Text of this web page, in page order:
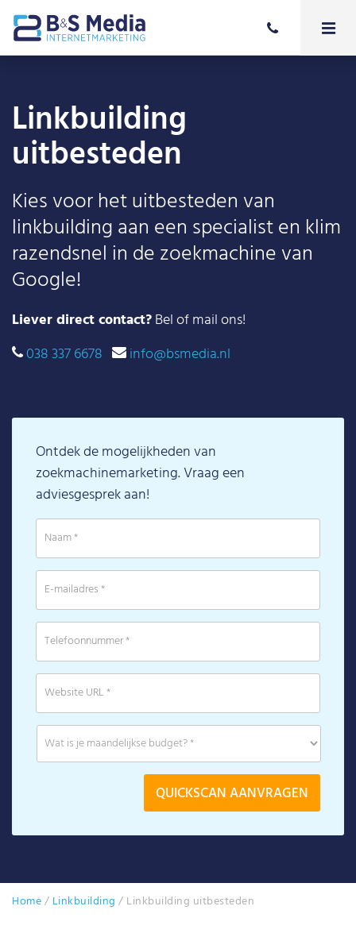
Linkbuilding
uitbesteden
Kies voor het uitbesteden van
linkbuilding aan een specialist en klim
razendsnel in de zoekmachine van
Google!
Liever direct contact?Bel of mail ons!
038 337 6678
info@bsmedia.nl
Ontdek de mogelijkheden van
zoekmachinemarketing. Vraag een
adviesgesprek aan!
Home/ Linkbuilding / Linkbuilding uitbesteden